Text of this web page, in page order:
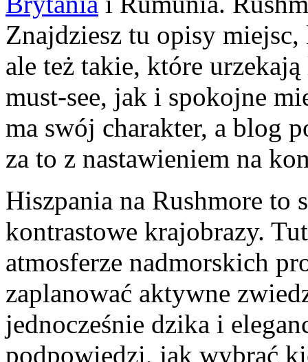
Znajdziesz tu opisy
ale też takie, które
must-see, jak i spokojne
ma swój charakter, a blog
za to z nastawieniem na
Hiszpania na Rushmore to
kontrastowe krajobrazy.
atmosferze nadmorskich
zaplanować aktywne
jednocześnie dzika i
podpowiedzi, jak wybrać